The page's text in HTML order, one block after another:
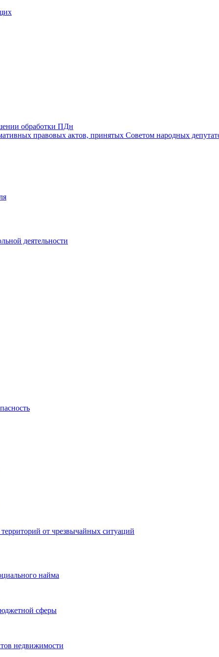
обработки ПДн
правовых актов, принятых Советом народных
деятельности
от чрезвычайных ситуаций
найма
сферы
недвижимости